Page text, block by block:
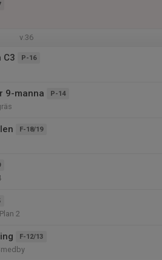
v.36
C3 P-16
9-manna P-14
F-18/19
2
F-12/13